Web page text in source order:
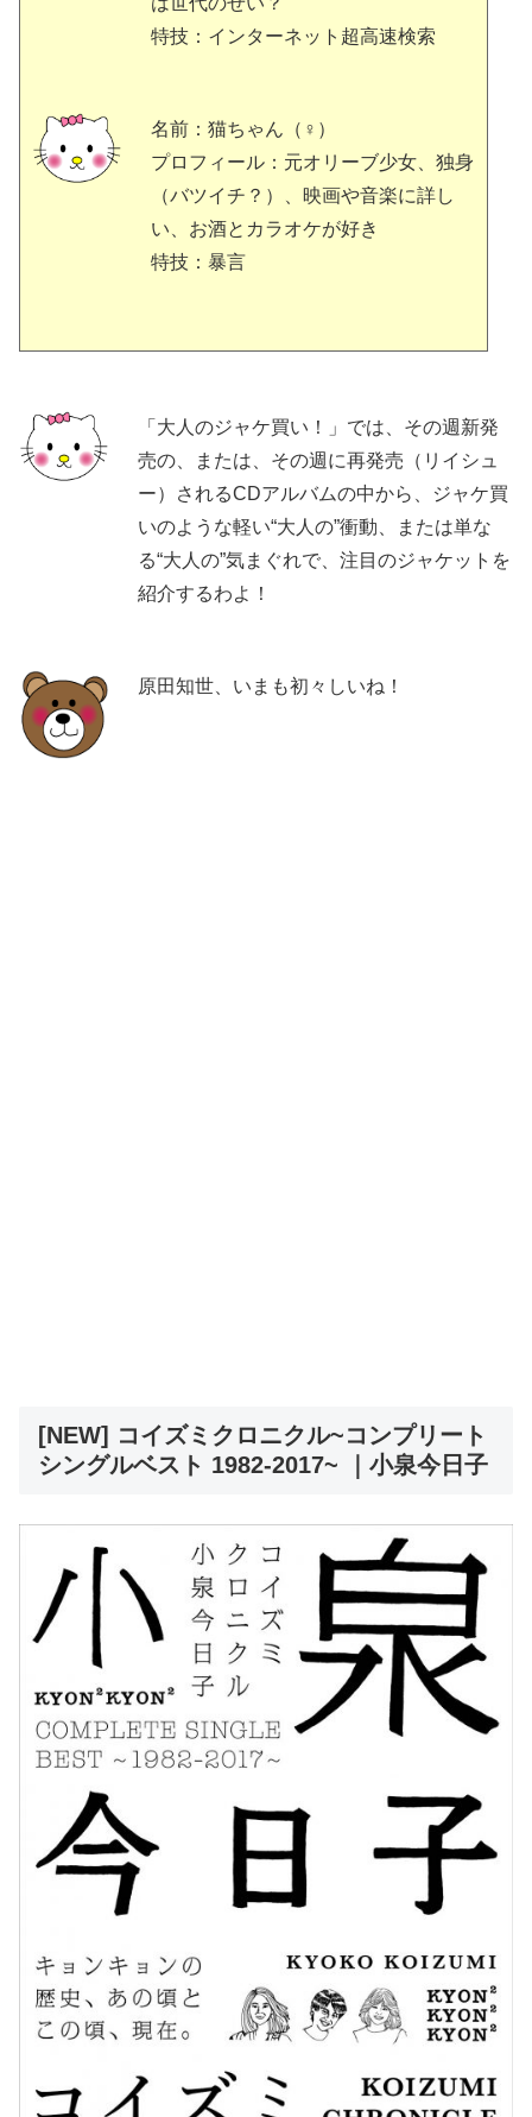
特技：インターネット超高速検索
名前：猫ちゃん（♀）
プロフィール：元オリーブ少女、独身
（バツイチ？）、映画や音楽に詳し
い、お酒とカラオケが好き
特技：暴言
「大人のジャケ買い！」では、その週新発
売の、または、その週に再発売（リイシュ
ー）されるCDアルバムの中から、ジャケ買
いのような軽い“大人の”衝動、または単な
る“大人の”気まぐれで、注目のジャケットを
紹介するわよ！
原田知世、いまも初々しいね！
[NEW] コイズミクロニクル~コンプリート
シングルベスト 1982-2017~ ｜小泉今日子